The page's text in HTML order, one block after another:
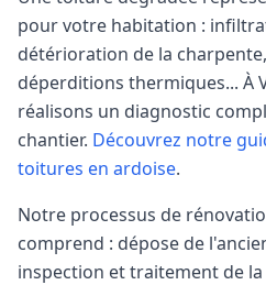
pour votre habitation :
détérioration de la
déperditions thermiques... À
réalisons un diagnostic
chantier. Découvrez notre
toitures en ardoise.
Notre processus de
comprend : dépose de
inspection et traitement de